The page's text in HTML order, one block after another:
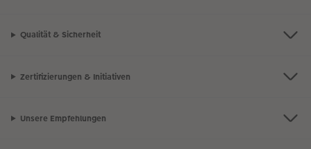
Qualität & Sicherheit
Zertifizierungen & Initiativen
Unsere Empfehlungen